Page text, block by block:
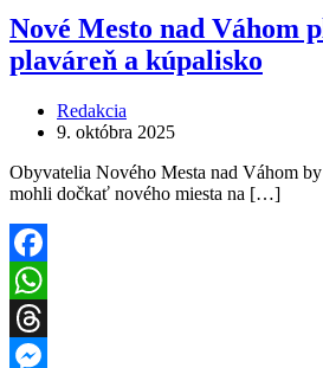
Nové Mesto nad Váhom
plaváreň a kúpalisko
Redakcia
9. októbra 2025
Obyvatelia Nového Mesta nad Váhom
mohli dočkať nového miesta na […]
Facebook
WhatsApp
Threads